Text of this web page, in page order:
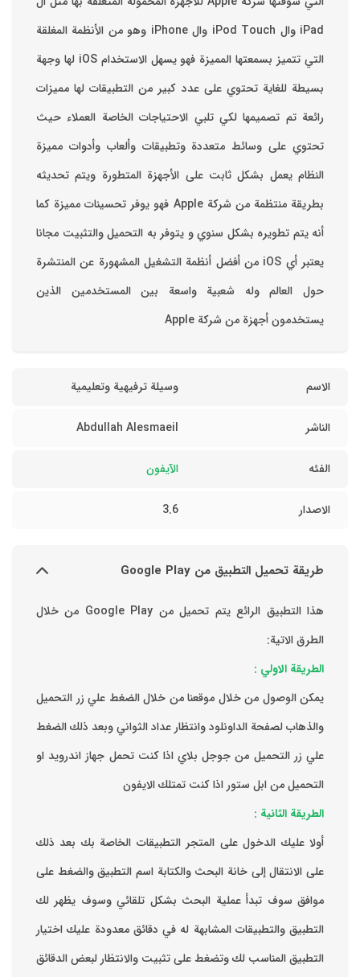
iPad وال iPod Touch وال iPhone وهو من الأنظمة المغلقة
التي تتميز بسمعتها المميزة فهو يسهل الاستخدام ‏iOS لها وجهة
بسيطة للغاية تحتوي على عدد كبير من التطبيقات لها مميزات
رائعة تم تصميمها لكي تلبي الاحتياجات الخاصة العملاء حيث
تحتوي على وسائط متعددة وتطبيقات وألعاب وأدوات مميزة
‏النظام يعمل بشكل ثابت على الأجهزة المتطورة ويتم تحديثه
بطريقة منتظمة من شركة Apple فهو يوفر تحسينات مميزة كما
أنه يتم تطويره بشكل سنوي و يتوفر به التحميل والتثبيت مجانا
‏يعتبر أي iOS من أفضل أنظمة التشغيل المشهورة عن المنتشرة
حول العالم وله شعبية واسعة بين المستخدمين الذين
يستخدمون أجهزة من شركة Apple
الاسم وسيلة ترفيهية وتعليمية
الناشر Abdullah Alesmaeil
الفئه الآيفون
الاصدار 3.6
طريقة تحميل التطبيق من Google Play
هذا التطبيق الرائع يتم تحميل من Google Play من خلال
الطرق الاتية:
الطريقة الاولي :
يمكن الوصول من خلال موقعنا من خلال الضغط علي زر التحميل
والذهاب لصفحة الداونلود وانتظار عداد الثواني وبعد ذلك الضغط
علي زر التحميل من جوجل بلاي اذا كنت تحمل جهاز اندرويد او
التحميل من ابل ستور اذا كنت تمتلك الايفون
الطريقة الثانية :
‏أولا عليك الدخول على المتجر التطبيقات الخاصة بك ‏بعد ذلك
على الانتقال إلى خانة البحث والكتابة اسم التطبيق والضغط على
موافق ‏سوف تبدأ عملية البحث بشكل تلقائي وسوف يظهر لك
التطبيق والتطبيقات المشابهة له في دقائق معدودة ‏عليك اختيار
التطبيق المناسب لك وتضغط على تثبيت والانتظار لبعض الدقائق